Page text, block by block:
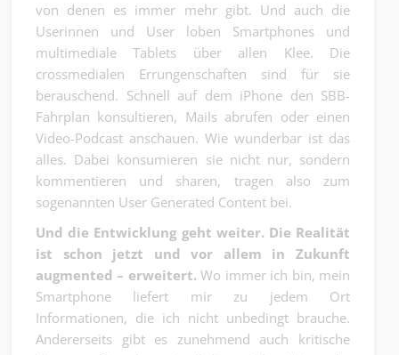
von denen es immer mehr gibt. Und auch die
Userinnen und User loben Smartphones und
multimediale Tablets über allen Klee. Die
crossmedialen Errungenschaften sind für sie
berauschend. Schnell auf dem iPhone den SBB-
Fahrplan konsultieren, Mails abrufen oder einen
Video-Podcast anschauen. Wie wunderbar ist das
alles. Dabei konsumieren sie nicht nur, sondern
kommentieren und sharen, tragen also zum
sogenannten User Generated Content bei.
Und die Entwicklung geht weiter. Die Realität
ist schon jetzt und vor allem in Zukunft
augmented – erweitert.Wo immer ich bin, mein
Smartphone liefert mir zu jedem Ort
Informationen, die ich nicht unbedingt brauche.
Andererseits gibt es zunehmend auch kritische